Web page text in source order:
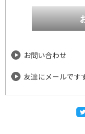
お問い合わせ
友達にメールです